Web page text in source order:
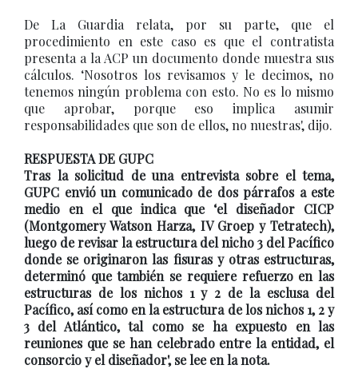
De La Guardia relata, por su parte, que el
procedimiento en este caso es que el contratista
presenta a la ACP un documento donde muestra sus
cálculos. ‘Nosotros los revisamos y le decimos, no
tenemos ningún problema con esto. No es lo mismo
que aprobar, porque eso implica asumir
responsabilidades que son de ellos, no nuestras', dijo.
RESPUESTA DE GUPC
Tras la solicitud de una entrevista sobre el tema,
GUPC envió un comunicado de dos párrafos a este
medio en el que indica que ‘el diseñador CICP
(Montgomery Watson Harza, IV Groep y Tetratech),
luego de revisar la estructura del nicho 3 del Pacífico
donde se originaron las fisuras y otras estructuras,
determinó que también se requiere refuerzo en las
estructuras de los nichos 1 y 2 de la esclusa del
Pacífico, así como en la estructura de los nichos 1, 2 y
3 del Atlántico, tal como se ha expuesto en las
reuniones que se han celebrado entre la entidad, el
consorcio y el diseñador', se lee en la nota.